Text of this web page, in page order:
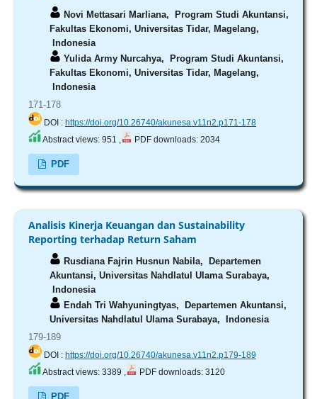
Novi Mettasari Marliana, Program Studi Akuntansi,
Fakultas Ekonomi, Universitas Tidar, Magelang,
Indonesia
Yulida Army Nurcahya, Program Studi Akuntansi,
Fakultas Ekonomi, Universitas Tidar, Magelang,
Indonesia
171-178
DOI : https://doi.org/10.26740/akunesa.v11n2.p171-178
Abstract views: 951 ,
PDF downloads: 2034
PDF
Analisis Kinerja Keuangan dan Sustainability
Reporting terhadap Return Saham
Rusdiana Fajrin Husnun Nabila, Departemen
Akuntansi, Universitas Nahdlatul Ulama Surabaya,
Indonesia
Endah Tri Wahyuningtyas, Departemen Akuntansi,
Universitas Nahdlatul Ulama Surabaya, Indonesia
179-189
DOI : https://doi.org/10.26740/akunesa.v11n2.p179-189
Abstract views: 3389 ,
PDF downloads: 3120
PDF